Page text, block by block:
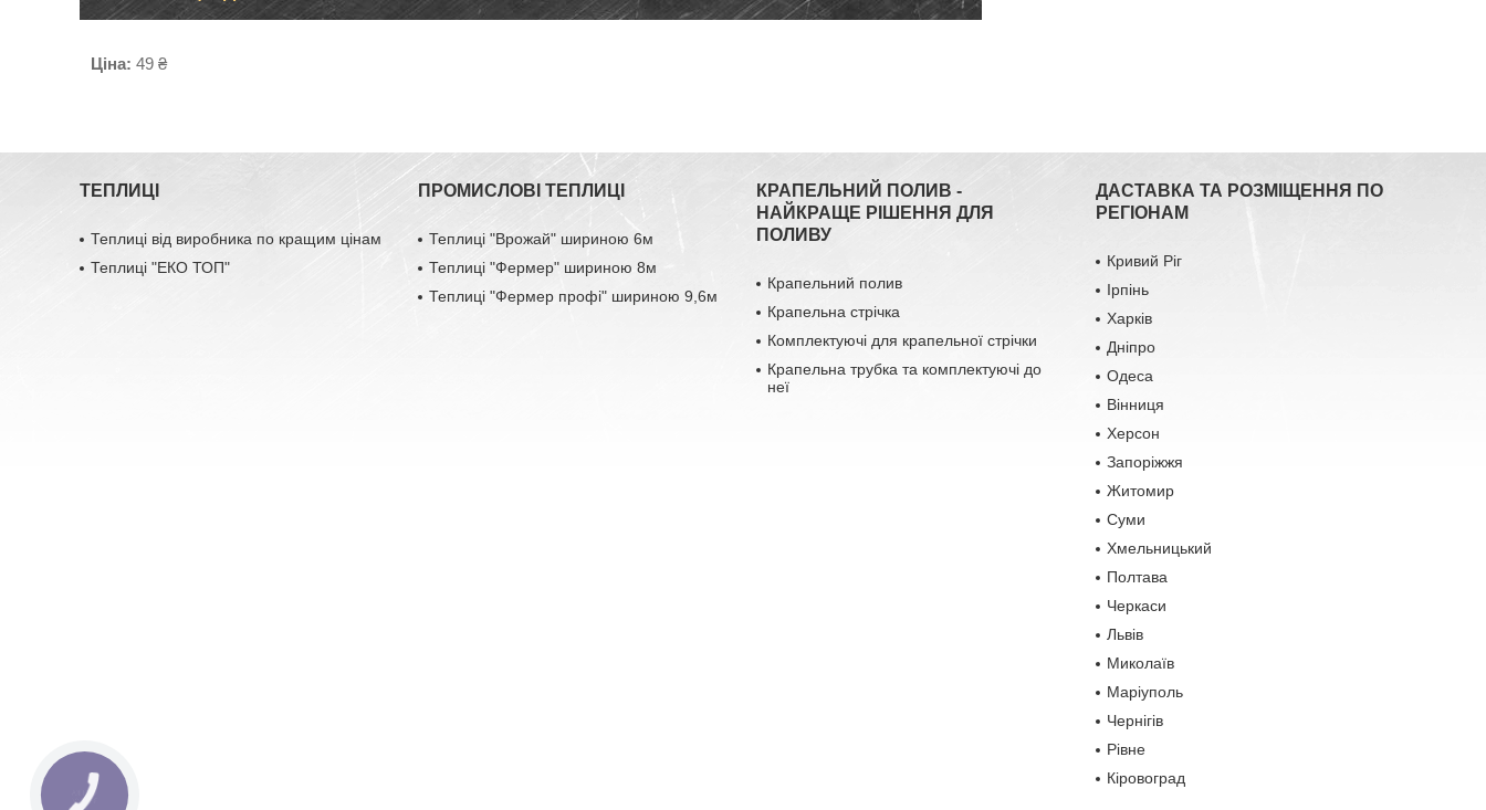
Ціна: 49 ₴
ТЕПЛИЦІ
Теплиці від виробника по кращим цінам
Теплиці "ЕКО ТОП"
ПРОМИСЛОВІ ТЕПЛИЦІ
Теплиці "Врожай" шириною 6м
Теплиці "Фермер" шириною 8м
Теплиці "Фермер профі" шириною 9,6м
КРАПЕЛЬНИЙ ПОЛИВ -
НАЙКРАЩЕ РІШЕННЯ ДЛЯ
ПОЛИВУ
Крапельний полив
Крапельна стрічка
Комплектуючі для крапельної стрічки
Крапельна трубка та комплектуючі до
неї
ДАСТАВКА ТА РОЗМІЩЕННЯ ПО
РЕГІОНАМ
Кривий Ріг
Ірпінь
Харків
Дніпро
Одеса
Вінниця
Херсон
Запоріжжя
Житомир
Суми
Хмельницький
Полтава
Черкаси
Львів
Миколаїв
Маріуполь
Чернігів
Рівне
Кіровоград